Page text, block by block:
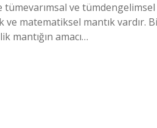
ve
ve matematiksel mantık vardır.
mantığın amacı…